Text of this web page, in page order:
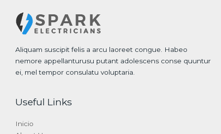
Aliquam suscipit felis a arcu laoreet congue. Habeo
nemore appellanturusu putant adolescens conse quuntur
ei, mel tempor consulatu voluptaria.
Useful Links
Inicio